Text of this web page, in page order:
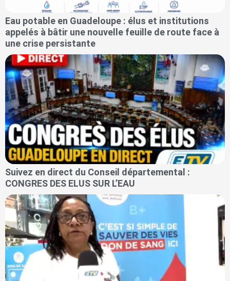
Eau potable en Guadeloupe : élus et institutions
appelés à bâtir une nouvelle feuille de route face à
une crise persistante
Suivez en direct du Conseil départemental :
CONGRES DES ELUS SUR L’EAU